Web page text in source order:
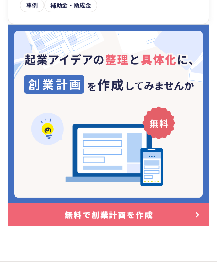
事例
補助金・助成金